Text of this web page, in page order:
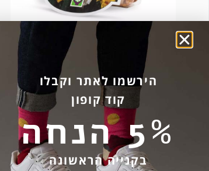
המוצר אזל מהמלאי.
קניה מאובטחת
הירשמו לאתר וקבלו
קוד קופון
5% הנחה
בקנייה הראשונה